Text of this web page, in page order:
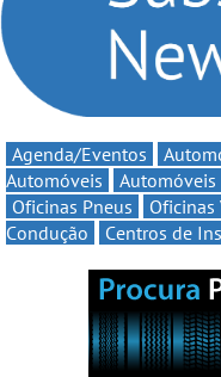
Agenda/Eventos
Automóveis
Automóveis
Oficinas Pneus
Oficinas
Condução
Centros de